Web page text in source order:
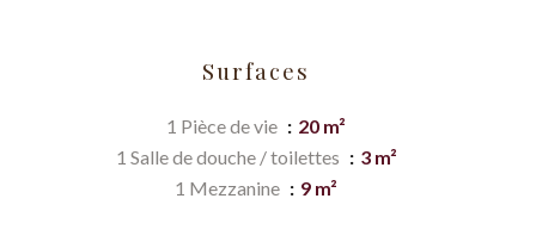
Surfaces
1 Pièce de vie
20 m²
1 Salle de douche / toilettes
3 m²
1 Mezzanine
9 m²